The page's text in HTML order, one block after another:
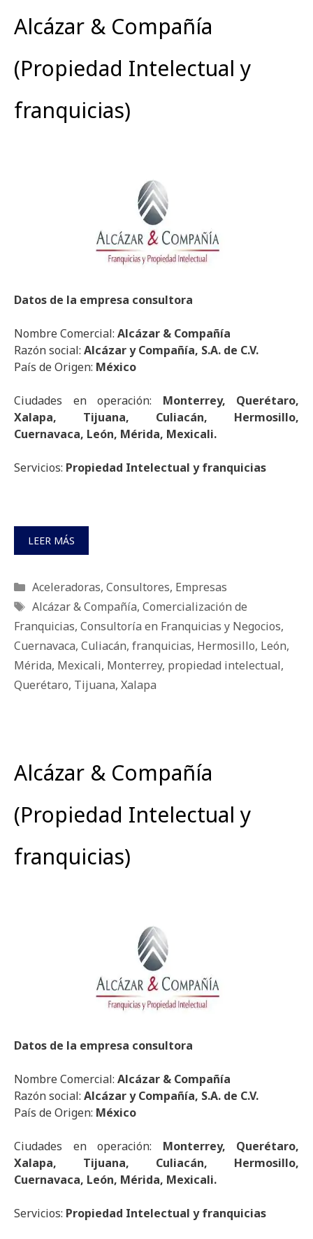
Alcázar & Compañía
(Propiedad Intelectual y
franquicias)
Datos de la empresa consultora
Nombre Comercial: Alcázar & Compañía
Razón social: Alcázar y Compañía, S.A. de C.V.
País de Origen: México
Ciudades en operación: Monterrey, Querétaro,
Xalapa, Tijuana, Culiacán, Hermosillo,
Cuernavaca, León, Mérida, Mexicali.
Servicios: Propiedad Intelectual y franquicias
LEER MÁS
Categorías
Aceleradoras, Consultores, Empresas
Etiquetas
Alcázar & Compañía, Comercialización de
Franquicias, Consultoría en Franquicias y Negocios,
Cuernavaca, Culiacán, franquicias, Hermosillo, León,
Mérida, Mexicali, Monterrey, propiedad intelectual,
Querétaro, Tijuana, Xalapa
Alcázar & Compañía
(Propiedad Intelectual y
franquicias)
Datos de la empresa consultora
Nombre Comercial: Alcázar & Compañía
Razón social: Alcázar y Compañía, S.A. de C.V.
País de Origen: México
Ciudades en operación: Monterrey, Querétaro,
Xalapa, Tijuana, Culiacán, Hermosillo,
Cuernavaca, León, Mérida, Mexicali.
Servicios: Propiedad Intelectual y franquicias